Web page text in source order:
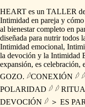
HEART es un TALLER
Intimidad en pareja y cómo
al bienestar completo en
diseñada para nutrir todos
Intimidad emocional,
la devoción y la Intimidad
expansión, es celebración,
GOZO. 𓆪CONEXIÓN 𓆪 𓆪
POLARIDAD 𓆪 𓆪
DEVOCIÓN 𓆪 ＞ ES